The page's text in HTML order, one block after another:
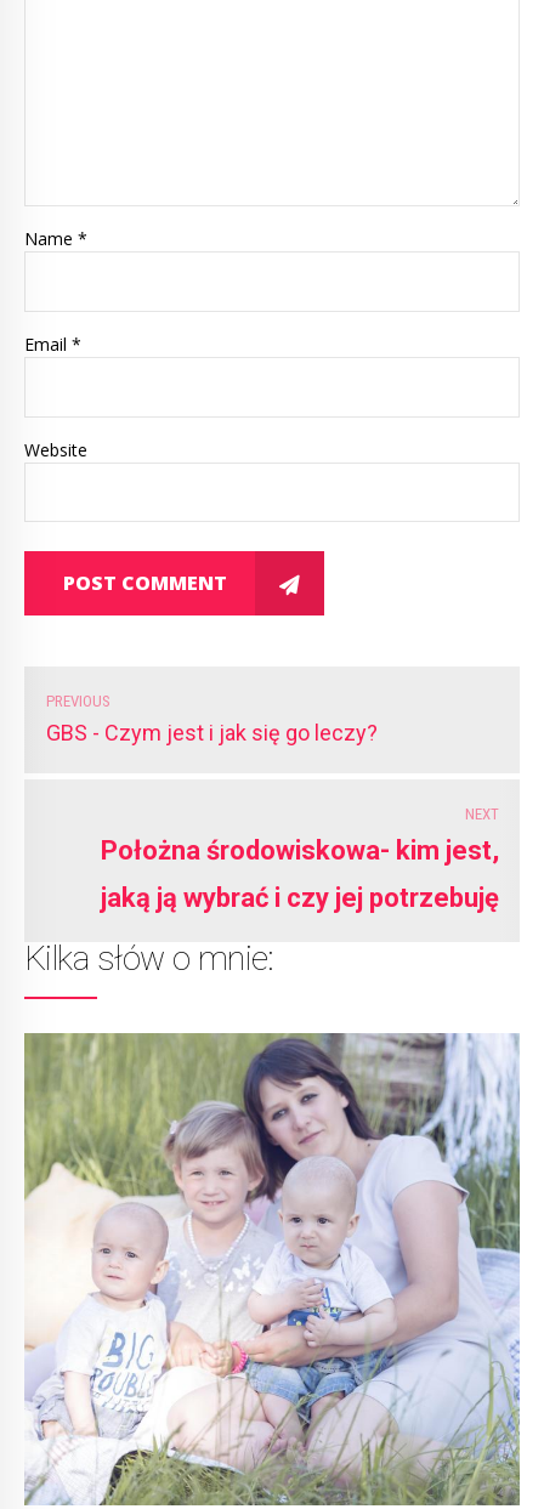
Name *
Email *
Website
POST COMMENT
PREVIOUS
GBS - Czym jest i jak się go leczy?
NEXT
Położna środowiskowa- kim jest,
jaką ją wybrać i czy jej potrzebuję
Kilka słów o mnie: